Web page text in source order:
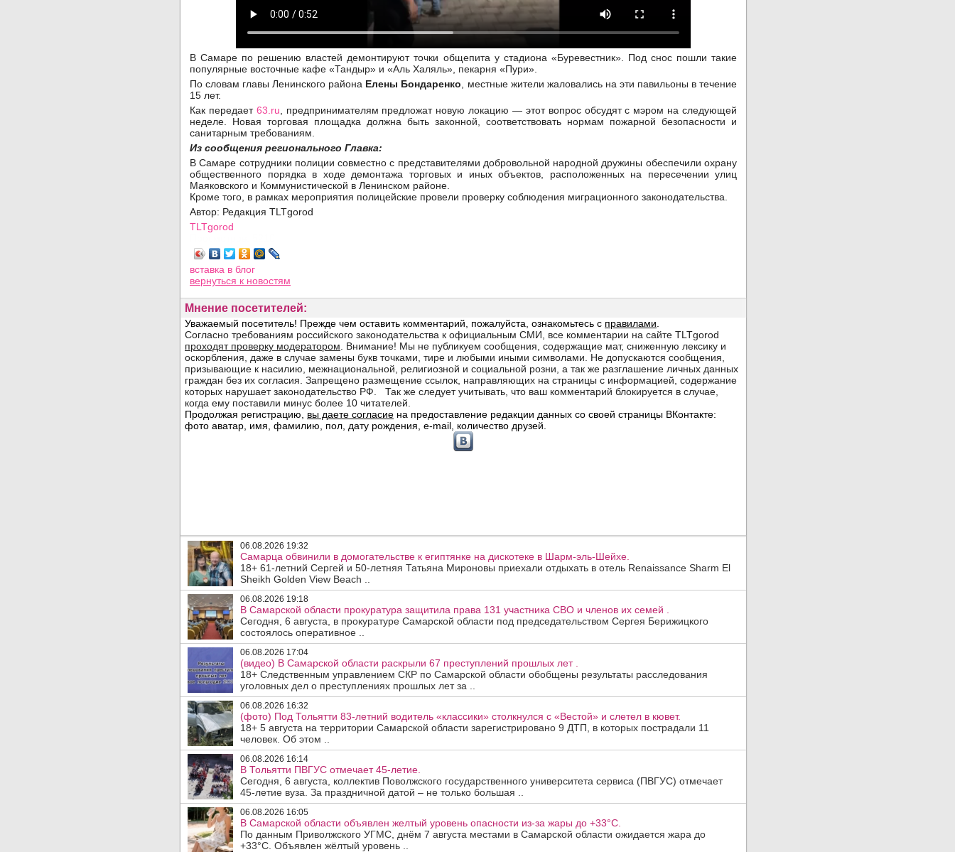
В Самаре по решению властей демонтируют точки общепита у стадиона «Буревестник». Под снос пошли такие
популярные восточные кафе «Тандыр» и «Аль Халяль», пекарня «Пури».
По словам главы Ленинского района Елены Бондаренко , местные жители жаловались на эти павильоны в течение
15 лет.
Как передает 63.ru , предпринимателям предложат новую локацию — этот вопрос обсудят с мэром на следующей
неделе. Новая торговая площадка должна быть законной, соответствовать нормам пожарной безопасности и
санитарным требованиям.
Из сообщения регионального Главка:
В Самаре сотрудники полиции совместно с представителями добровольной народной дружины обеспечили охрану
общественного порядка в ходе демонтажа торговых и иных объектов, расположенных на пересечении улиц
Маяковского и Коммунистической в Ленинском районе.
Кроме того, в рамках мероприятия полицейские провели проверку соблюдения миграционного законодательства.
Автор: Редакция TLTgorod
TLTgorod
вставка в блог
вернуться к новостям
Мнение посетителей:
06.08.2026 19:32
Самарца обвинили в домогательстве к египтянке на дискотеке в Шарм-эль-Шейхе.
18+ 61-летний Сергей и 50-летняя Татьяна Мироновы приехали отдыхать в отель Renaissance Sharm El
Sheikh Golden View Beach ..
06.08.2026 19:18
В Самарской области прокуратура защитила права 131 участника СВО и членов их семей .
Сегодня, 6 августа, в прокуратуре Самарской области под председательством Сергея Берижицкого
состоялось оперативное ..
06.08.2026 17:04
(видео) В Самарской области раскрыли 67 преступлений прошлых лет .
18+ Следственным управлением СКР по Самарской области обобщены результаты расследования
уголовных дел о преступлениях прошлых лет за ..
06.08.2026 16:32
(фото) Под Тольятти 83-летний водитель «классики» столкнулся с «Вестой» и слетел в кювет.
18+ 5 августа на территории Самарской области зарегистрировано 9 ДТП, в которых пострадали 11
человек. Об этом ..
06.08.2026 16:14
В Тольятти ПВГУС отмечает 45-летие.
Сегодня, 6 августа, коллектив Поволжского государственного университета сервиса (ПВГУС) отмечает
45-летие вуза. За праздничной датой – не только большая ..
06.08.2026 16:05
В Самарской области объявлен желтый уровень опасности из-за жары до +33°C.
По данным Приволжского УГМС, днём 7 августа местами в Самарской области ожидается жара до
+33°C. Объявлен жёлтый уровень ..